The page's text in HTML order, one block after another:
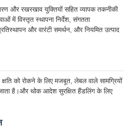
और रखरखाव युक्तियों सहित व्यापक तकनीकी
में विस्तृत स्थापना निर्देश, संगतता
और वारंटी समर्थन, और नियमित उत्पाद
को रोकने के लिए मजबूत, लेबल वाले सामग्रियों
है।और थोक आदेश सुरक्षित हैंडलिंग के लिए